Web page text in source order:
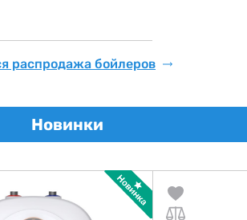
распродажа бойлеров
Новинки